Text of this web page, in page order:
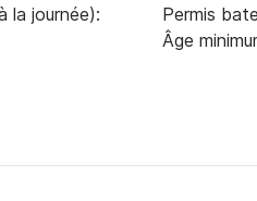
la journée):
Permis
Âge